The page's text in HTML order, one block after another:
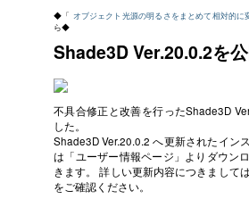
◆「 オブジェクト光源の明るさをまとめて相対的に
ら◆
Shade3D Ver.20.0.2を
不具合修正と改善を行ったShade3D
した。
Shade3D Ver.20.0.2 へ更新されたイン
は「ユーザー情報ページ」よりダウン
きます。 詳しい更新内容につきまして
をご確認ください。